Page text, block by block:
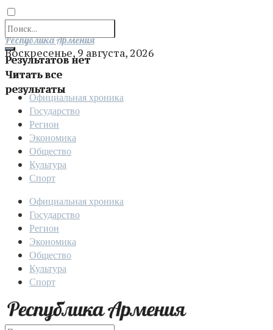
Результатов нет
Читать все
результаты
Отправить
Республика Армения
Воскресенье, 9 августа, 2026
Официальная хроника
Государство
Регион
Экономика
Общество
Культура
Спорт
Официальная хроника
Государство
Регион
Экономика
Общество
Культура
Спорт